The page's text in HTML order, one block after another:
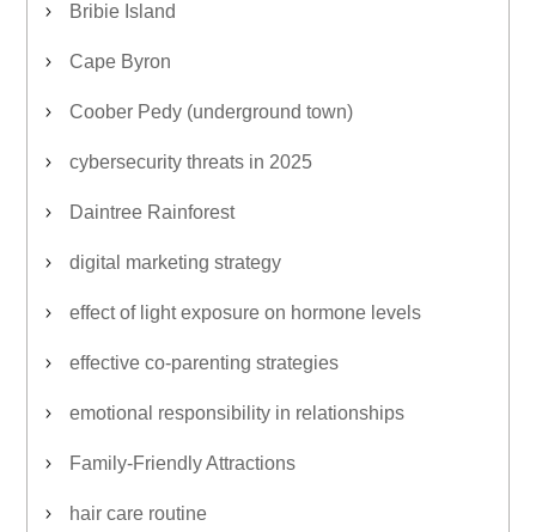
Bribie Island
Cape Byron
Coober Pedy (underground town)
cybersecurity threats in 2025
Daintree Rainforest
digital marketing strategy
effect of light exposure on hormone levels
effective co-parenting strategies
emotional responsibility in relationships
Family-Friendly Attractions
hair care routine